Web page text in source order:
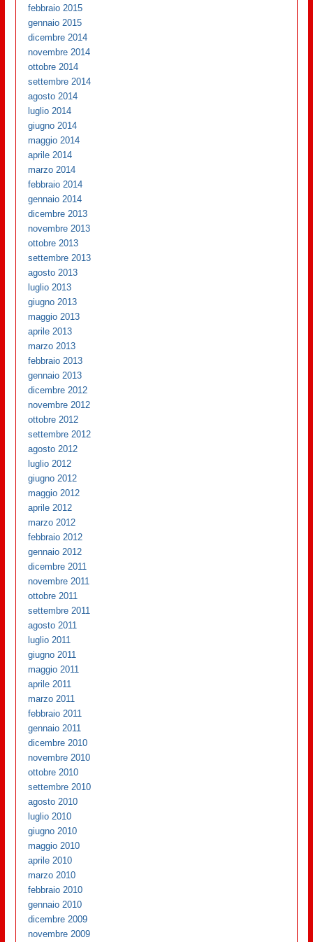
febbraio 2015
gennaio 2015
dicembre 2014
novembre 2014
ottobre 2014
settembre 2014
agosto 2014
luglio 2014
giugno 2014
maggio 2014
aprile 2014
marzo 2014
febbraio 2014
gennaio 2014
dicembre 2013
novembre 2013
ottobre 2013
settembre 2013
agosto 2013
luglio 2013
giugno 2013
maggio 2013
aprile 2013
marzo 2013
febbraio 2013
gennaio 2013
dicembre 2012
novembre 2012
ottobre 2012
settembre 2012
agosto 2012
luglio 2012
giugno 2012
maggio 2012
aprile 2012
marzo 2012
febbraio 2012
gennaio 2012
dicembre 2011
novembre 2011
ottobre 2011
settembre 2011
agosto 2011
luglio 2011
giugno 2011
maggio 2011
aprile 2011
marzo 2011
febbraio 2011
gennaio 2011
dicembre 2010
novembre 2010
ottobre 2010
settembre 2010
agosto 2010
luglio 2010
giugno 2010
maggio 2010
aprile 2010
marzo 2010
febbraio 2010
gennaio 2010
dicembre 2009
novembre 2009